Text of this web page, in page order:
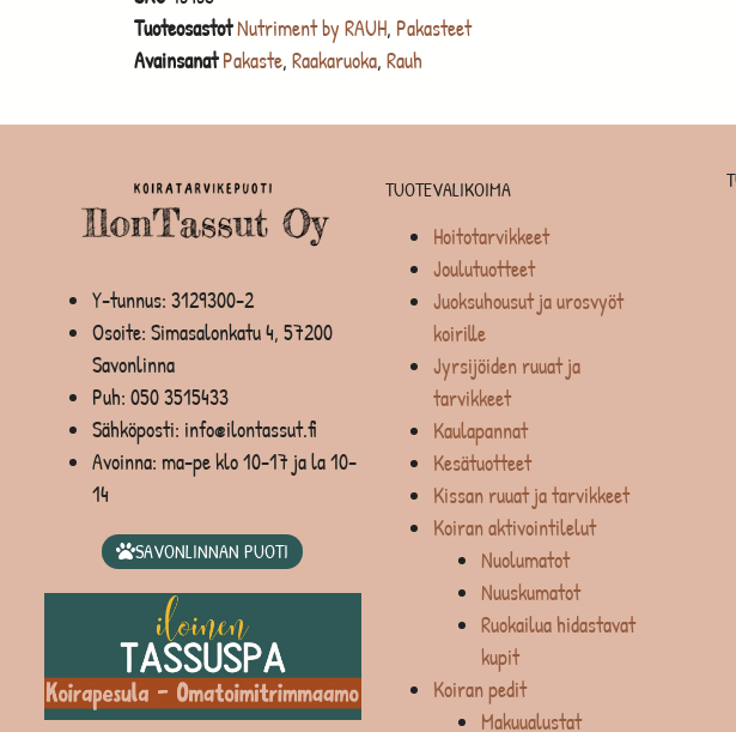
TuoteosastotNutriment by RAUH, Pakasteet
Avainsanat Pakaste, Raakaruoka, Rauh
Y-tunnus: 3129300-2
Osoite: Simasalonkatu 4, 57200
Savonlinna
Puh: 050 3515433
Sähköposti: info@ilontassut.fi
Avoinna: ma-pe klo 10-17 ja la 10-
14
SAVONLINNAN PUOTI
TUOTEVALIKOIMA
Hoitotarvikkeet
Joulutuotteet
Juoksuhousut ja urosvyöt
koirille
Jyrsijöiden ruuat ja
tarvikkeet
Kaulapannat
Kesätuotteet
Kissan ruuat ja tarvikkeet
Koiran aktivointilelut
Nuolumatot
Nuuskumatot
Ruokailua hidastavat
kupit
Koiran pedit
Makuualustat